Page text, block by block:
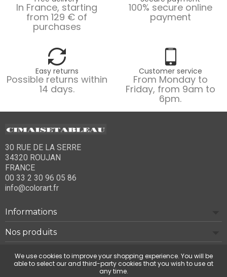
In France, starting
from 129 € of
purchases
100% secure online
payment
Easy returns
Possible returns within
14 days.
Customer service
From Monday to
Friday, from 9am to
6pm.
30 RUE DE LA SERRE
34320 ROUJAN
FRANCE
00 33 2 30 96 05 86
info@colorart.fr
Informations
Nos produits
Notre société
We use cookies to improve your shopping experience. You will be
able to select our and third-party cookies that you wish to use at
any time.